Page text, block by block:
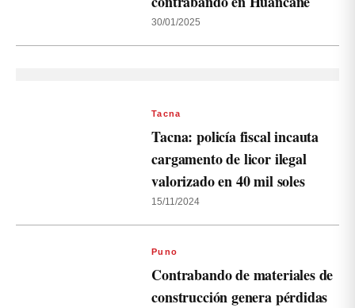
30/01/2025
Tacna
Tacna: policía fiscal incauta
cargamento de licor ilegal
valorizado en 40 mil soles
15/11/2024
Puno
Contrabando de materiales de
construcción genera pérdidas